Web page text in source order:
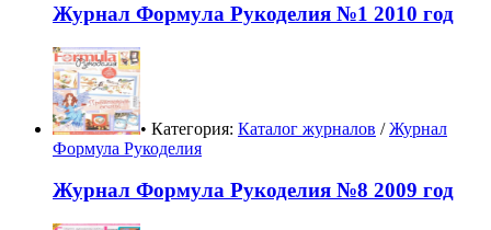
Журнал Формула Рукоделия №1 2010 год
• Категория: Каталог журналов /Журнал
Формула Рукоделия
Журнал Формула Рукоделия №8 2009 год